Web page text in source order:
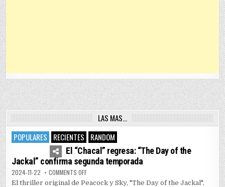
LAS MAS…
POPULARES
RECIENTES RANDOM
4 7458
El “Chacal” regresa: “The Day of the
Jackal” confirma segunda temporada
2024-11-22 COMMENTS OFFON EL “CHACAL” REGRESA: “THE DAY OF THE JACKAL”
El thriller original de Peacock y Sky, "The Day of the Jackal",